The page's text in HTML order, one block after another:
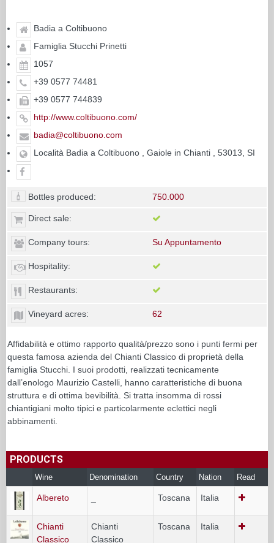
Badia a Coltibuono
Famiglia Stucchi Prinetti
1057
+39 0577 74481
+39 0577 744839
http://www.coltibuono.com/
badia@coltibuono.com
Località Badia a Coltibuono , Gaiole in Chianti , 53013, SI
Bottles produced: 750.000
Direct sale:
Company tours: Su Appuntamento
Hospitality:
Restaurants:
Vineyard acres: 62
Affidabilità e ottimo rapporto qualità/prezzo sono i punti fermi per
questa famosa azienda del Chianti Classico di proprietà della
famiglia Stucchi. I suoi prodotti, realizzati tecnicamente
dall’enologo Maurizio Castelli, hanno caratteristiche di buona
struttura e di ottima bevibilità. Si tratta insomma di rossi
chiantigiani molto tipici e particolarmente eclettici negli
abbinamenti.
PRODUCTS
Wine Denomination Country Nation Read
Albereto Toscana Italia
Chianti
Classico
Chianti
Classico
Toscana Italia